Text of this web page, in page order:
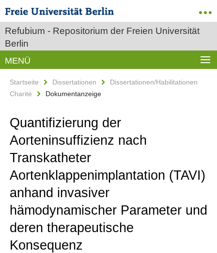
Refubium - Repositorium der Freien Universität
Berlin
MENÜ
Startseite Dissertationen
Dissertationen/Habilitationen
Charité
Dokumentanzeige
Quantifizierung der
Aorteninsuffizienz nach
Transkatheter
Aortenklappenimplantation (TAVI)
anhand invasiver
hämodynamischer Parameter und
deren therapeutische
Konsequenz